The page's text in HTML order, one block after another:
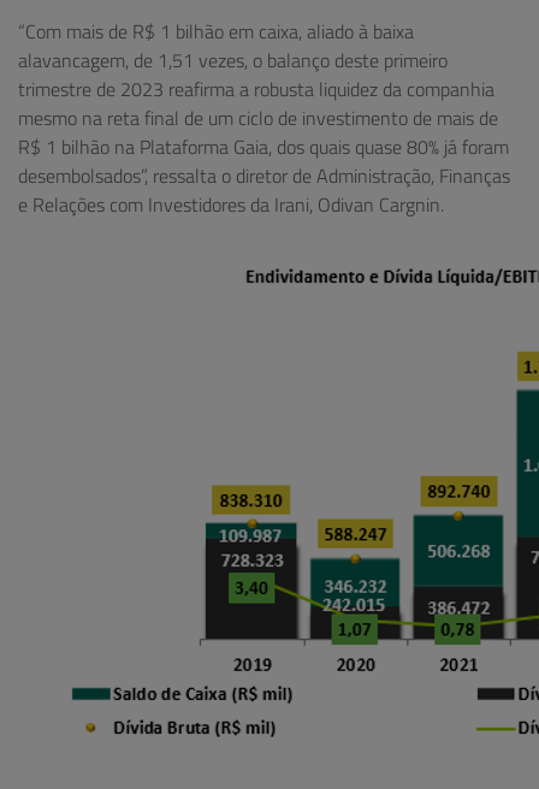
“Com mais de R$ 1 bilhão em caixa, aliado à baixa
alavancagem, de 1,51 vezes, o balanço deste primeiro
trimestre de 2023 reafirma a robusta liquidez da companhia
mesmo na reta final de um ciclo de investimento de mais de
R$ 1 bilhão na Plataforma Gaia, dos quais quase 80% já foram
desembolsados”, ressalta o diretor de Administração, Finanças
e Relações com Investidores da Irani, Odivan Cargnin.